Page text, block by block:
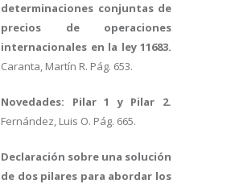
determinaciones conjuntas de
precios de operaciones
internacionales en la ley 11683.
Caranta, Martín R. Pág. 653.
Novedades: Pilar 1 y Pilar 2.
Fernández, Luis O. Pág. 665.
Declaración sobre una solución
de dos pilares para abordar los